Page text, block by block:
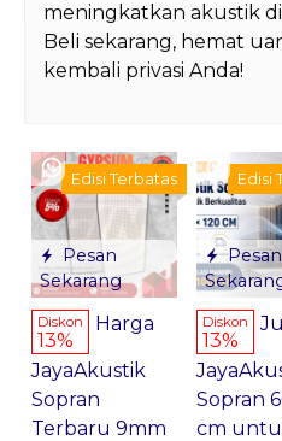
meningkatkan akustik
Beli sekarang, hemat
kembali privasi Anda!
Pesan
Sekarang
Edisi Terbatas
Diskon
13%
Harga
JayaAkustik
Sopran
Terbaru 9mm
Pesan
Edisi
Diskon
13%
Sopran
cm